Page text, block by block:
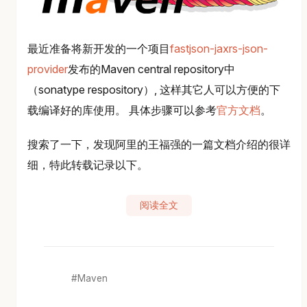
最近准备将新开发的一个项目fastjson-jaxrs-json-
provider发布的Maven central repository中
（sonatype respository）, 这样其它人可以方便的下
载编译好的库使用。 具体步骤可以参考官方文档。
搜索了一下，发现阿里的王福强的一篇文档介绍的很详
细，特此转载记录以下。
阅读全文
Maven